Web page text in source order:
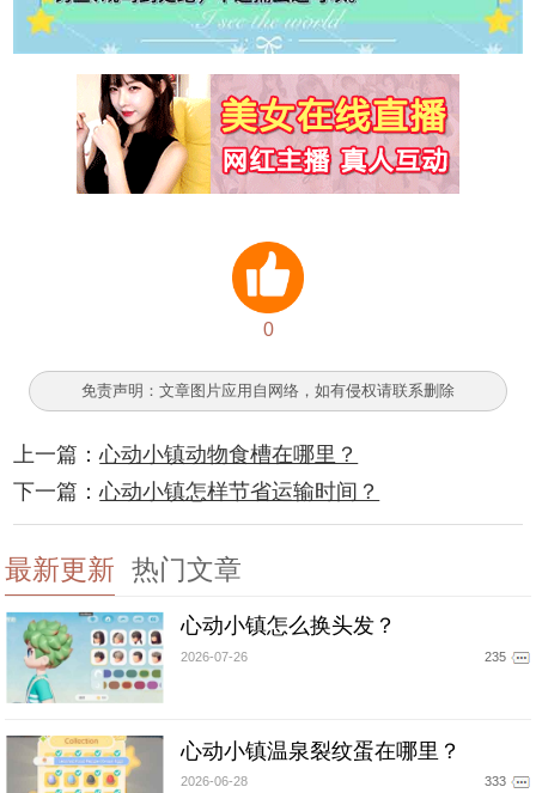
0
免责声明：文章图片应用自网络，如有侵权请联系删除
上一篇：心动小镇动物食槽在哪里？
下一篇：心动小镇怎样节省运输时间？
最新更新 热门文章
心动小镇怎么换头发？
2026-07-26 235
心动小镇温泉裂纹蛋在哪里？
2026-06-28 333